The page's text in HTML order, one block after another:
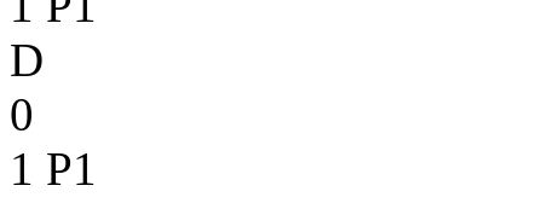
D
0
1 P1